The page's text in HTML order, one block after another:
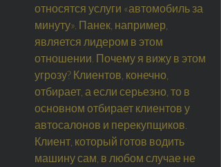
относятся услуги «автомобиль за
минуту». Панек, например,
является лидером в этом
отношении. Почему я вижу в этом
угрозу? Клиентов, конечно,
отбирает, а если серьезно, то в
основном отбирает клиентов у
автосалонов и перекупщиков.
Клиент, который готов водить
машину сам, в любом случае не